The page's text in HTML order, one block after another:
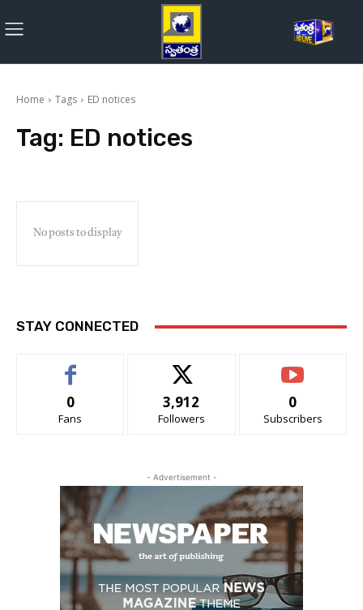
Home Tags ED notices
Tag: ED notices
No posts to display
STAY CONNECTED
0
Fans
3,912
Followers
0
Subscribers
- Advertisement -